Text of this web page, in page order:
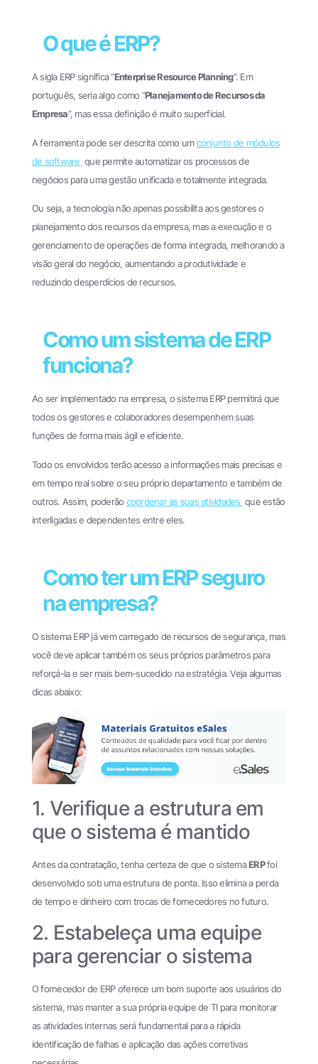
O que é ERP?
A sigla ERP significa “Enterprise Resource Planning”. Em
português, seria algo como “Planejamento de Recursos da
Empresa”, mas essa definição é muito superficial.
A ferramenta pode ser descrita como umconjunto de módulos
de software que permite automatizar os processos de
negócios para uma gestão unificada e totalmente integrada.
Ou seja, a tecnologia não apenas possibilita aos gestores o
planejamento dos recursos da empresa, mas a execução e o
gerenciamento de operações de forma integrada, melhorando a
visão geral do negócio, aumentando a produtividade e
reduzindo desperdícios de recursos.
Como um sistema de ERP
funciona?
Ao ser implementado na empresa, o sistema ERP permitirá que
todos os gestores e colaboradores desempenhem suas
funções de forma mais ágil e eficiente.
Todo os envolvidos terão acesso a informações mais precisas e
em tempo real sobre o seu próprio departamento e também de
outros. Assim, poderão coordenar as suas atividades que estão
interligadas e dependentes entre eles.
Como ter um ERP seguro
na empresa?
O sistema ERP já vem carregado de recursos de segurança, mas
você deve aplicar também os seus próprios parâmetros para
reforçá-la e ser mais bem-sucedido na estratégia. Veja algumas
dicas abaixo:
1. Verifique a estrutura em
que o sistema é mantido
Antes da contratação, tenha certeza de que o sistemaERPfoi
desenvolvido sob uma estrutura de ponta. Isso elimina a perda
de tempo e dinheiro com trocas de fornecedores no futuro.
2. Estabeleça uma equipe
para gerenciar o sistema
O fornecedor de ERP oferece um bom suporte aos usuários do
sistema, mas manter a sua própria equipe de TI para monitorar
as atividades internas será fundamental para a rápida
identificação de falhas e aplicação das ações corretivas